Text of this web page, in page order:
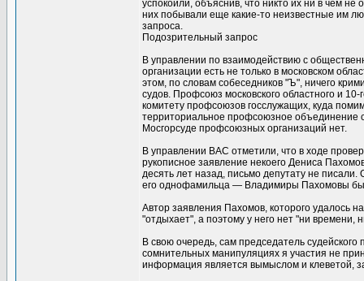
успокоили, объяснив, что никто их ни в чем
них побывали еще какие-то неизвестные им
запроса.
Подозрительный запрос
В управлении по взаимодействию с
организации есть не только в московском
этом, по словам собеседников "Ъ", ничего
судов. Профсоюз московского областного и
комитету профсоюзов госслужащих, куда
территориальное профсоюзное объединение
Мосгорсуде профсоюзных организаций нет.
В управлении ВАС отметили, что в ходе
рукописное заявление некоего Дениса
десять лет назад, письмо депутату не
его однофамильца — Владимиры Пахомовы
Автор заявления Пахомов, которого удалось
"отдыхает", а поэтому у него нет "ни
В свою очередь, сам председатель
сомнительных манипуляциях я участия не
информация является вымыслом и клеветой,